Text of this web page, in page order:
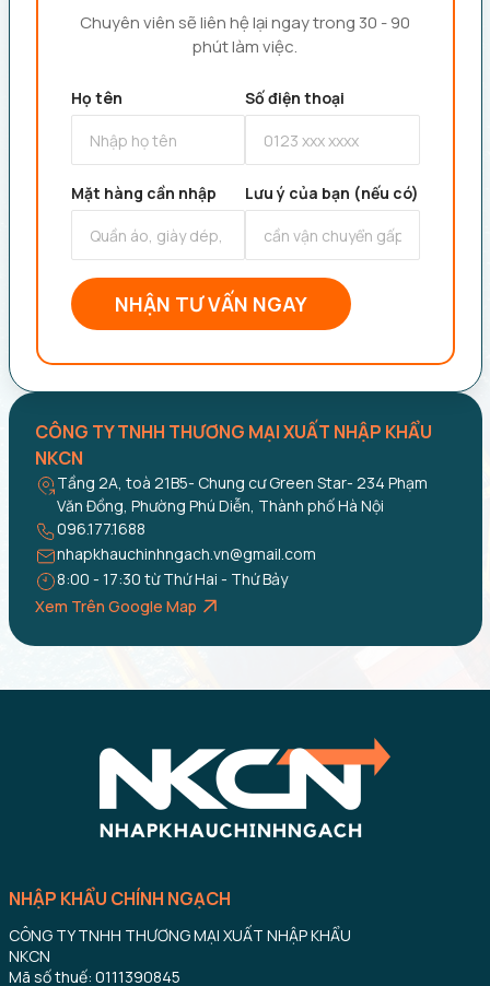
CÔNG TY TNHH THƯƠNG MẠI XUẤT NHẬP KHẨU
NKCN
Tầng 2A, toà 21B5- Chung cư Green Star- 234 Phạm
Văn Đồng, Phường Phú Diễn, Thành phố Hà Nội
096.177.1688
nhapkhauchinhngach.vn@gmail.com
8:00 - 17:30 từ Thứ Hai - Thứ Bảy
Xem Trên Google Map
Chuyên viên sẽ liên hệ lại ngay trong 30 - 90
phút làm việc.
Họ tên Số điện thoại
Mặt hàng cần nhập Lưu ý của bạn (nếu có)
NHẬN TƯ VẤN NGAY
NHẬP KHẨU CHÍNH NGẠCH
CÔNG TY TNHH THƯƠNG MẠI XUẤT NHẬP KHẨU
NKCN
Mã số thuế: 0111390845